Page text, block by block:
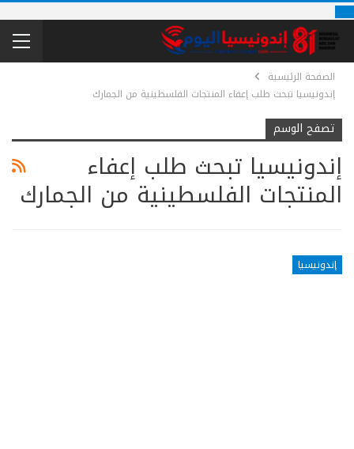
الصفحة الرئيسية
إندونيسيا تبحث طلب إعفاء المنتجات الفلسطينية من الجمارك
تصفح الوسم
إندونيسيا تبحث طلب إعفاء
المنتجات الفلسطينية من الجمارك
إندونيسيا